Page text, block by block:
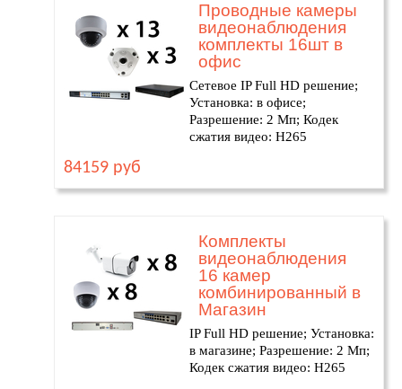
Проводные камеры
видеонаблюдения
комплекты 16шт в
офис
Сетевое IP Full HD решение;
Установка: в офисе;
Разрешение: 2 Мп; Кодек
сжатия видео: H265
84159 руб
Комплекты
видеонаблюдения
16 камер
комбинированный в
Магазин
IP Full HD решение; Установка:
в магазине; Разрешение: 2 Мп;
Кодек сжатия видео: H265